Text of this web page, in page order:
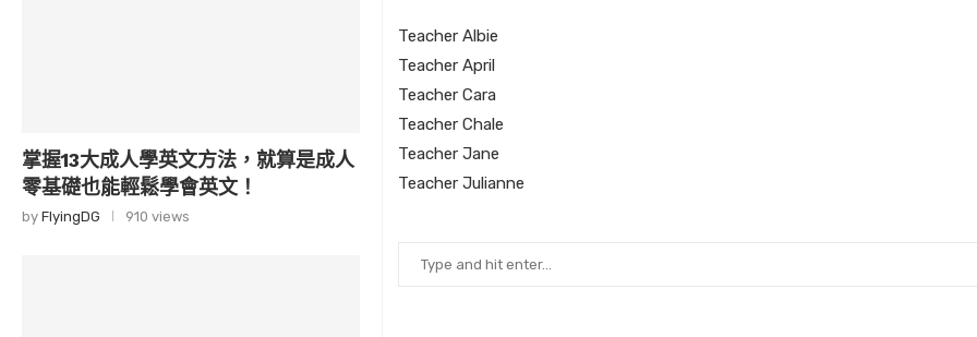
掌握13大成人學英文方法，就算是成人
零基礎也能輕鬆學會英文！
by FlyingDG 910 views
Teacher Albie
Teacher April
Teacher Cara
Teacher Chale
Teacher Jane
Teacher Julianne